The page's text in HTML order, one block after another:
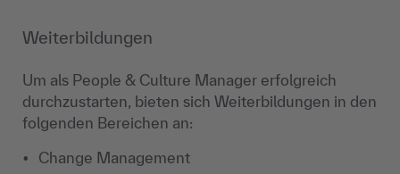
Weiterbildungen
Um als People & Culture Manager erfolgreich
durchzustarten, bieten sich Weiterbildungen in den
folgenden Bereichen an:
Change Management